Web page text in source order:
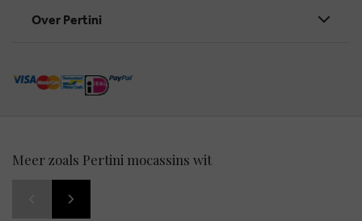
Over Pertini
Meer zoals Pertini mocassins wit